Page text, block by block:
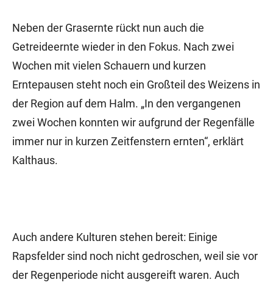
Neben der Grasernte rückt nun auch die
Getreideernte wieder in den Fokus. Nach zwei
Wochen mit vielen Schauern und kurzen
Erntepausen steht noch ein Großteil des Weizens in
der Region auf dem Halm. „In den vergangenen
zwei Wochen konnten wir aufgrund der Regenfälle
immer nur in kurzen Zeitfenstern ernten“, erklärt
Kalthaus.
Auch andere Kulturen stehen bereit: Einige
Rapsfelder sind noch nicht gedroschen, weil sie vor
der Regenperiode nicht ausgereift waren. Auch